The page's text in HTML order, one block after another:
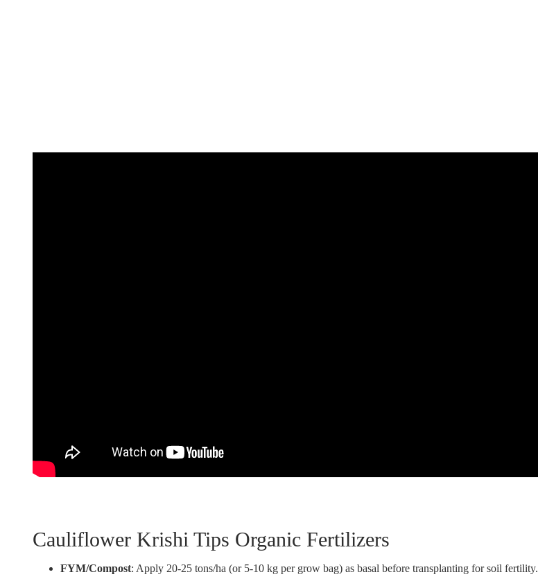
Cauliflower Krishi Tips Organic Fertilizers
FYM/Compost: Apply 20-25 tons/ha (or 5-10 kg per grow bag) as basal before transplanting for soil fertility.